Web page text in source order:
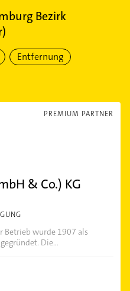
Bezirk
Entfernung
PREMIUM PARTNER
& Co.) KG
Betrieb wurde 1907 als
Die...